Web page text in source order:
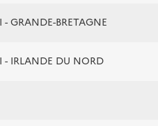
- GRANDE-BRETAGNE
- IRLANDE DU NORD